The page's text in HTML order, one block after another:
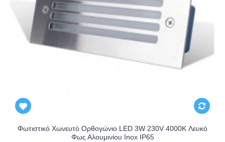
Φωτιστικό Χωνευτό Ορθογώνιο LED 3W 230V 4000K Λευκό
Φως Αλουμινίου Inox IP65